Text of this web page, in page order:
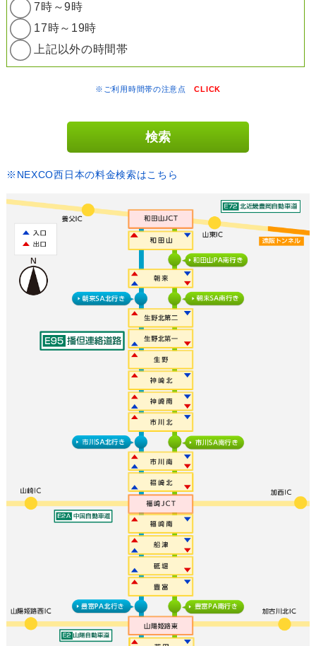
7時～9時
17時～19時
上記以外の時間帯
※ご利用時間帯の注意点CLICK
※NEXCO西日本の料金検索はこちら